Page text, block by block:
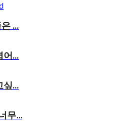
...
어...
싶...
무...